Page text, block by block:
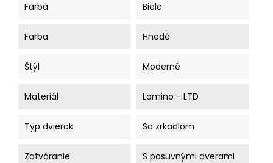
Farba Biele
Farba Hnedé
Štýl Moderné
Materiál Lamino - LTD
Typ dvierok So zrkadlom
Zatváranie S posuvnými dverami